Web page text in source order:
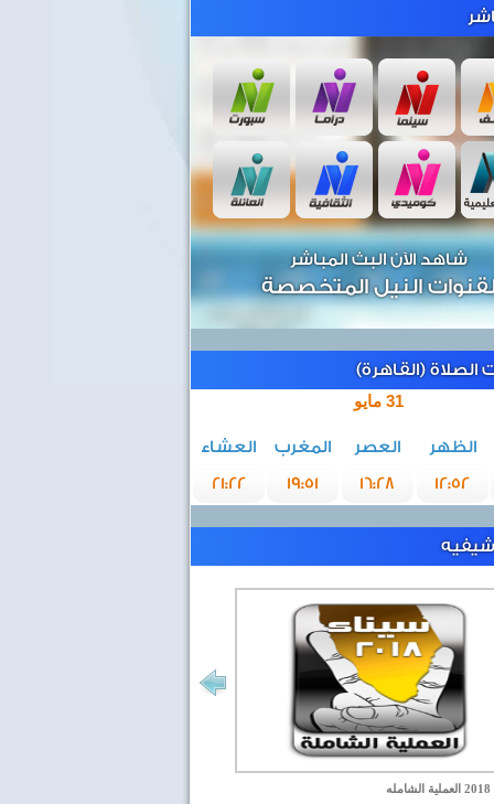
شاهد الآن البث المباشر
النيل المتخصصة
الصلاة (القاهرة)
31 مايو
الظهر العصر المغرب
العشاء
12:52
16:28
19:51
21:22